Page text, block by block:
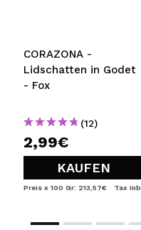
CORAZONA -
Lidschatten in Godet
- Fox
(12)
2,99€
KAUFEN
Preis x 100 Gr: 213,57€ Tax Inb.